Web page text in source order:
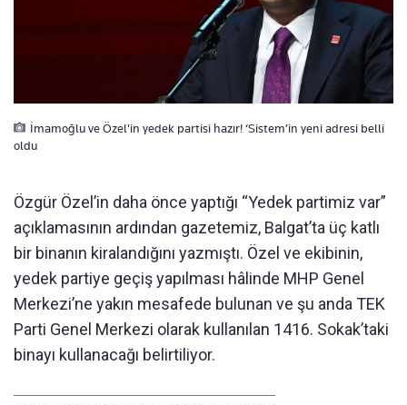
İmamoğlu ve Özel'in yedek partisi hazır! ‘Sistem’in yeni adresi belli
oldu
Özgür Özel’in daha önce yaptığı “Yedek partimiz var”
açıklamasının ardından gazetemiz, Balgat’ta üç katlı
bir binanın kiralandığını yazmıştı. Özel ve ekibinin,
yedek partiye geçiş yapılması hâlinde MHP Genel
Merkezi’ne yakın mesafede bulunan ve şu anda TEK
Parti Genel Merkezi olarak kullanılan 1416. Sokak’taki
binayı kullanacağı belirtiliyor.